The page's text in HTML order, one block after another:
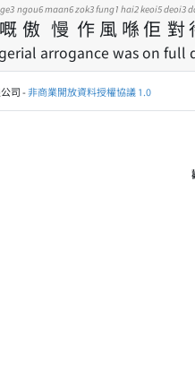
嘅
ge3
傲
ngou6
慢
maan6
作
zok3
風
fung1
喺
hai2
佢
keoi5
對
deoi3
arrogance was on full
司 -非商業開放資料授權協議 1.0